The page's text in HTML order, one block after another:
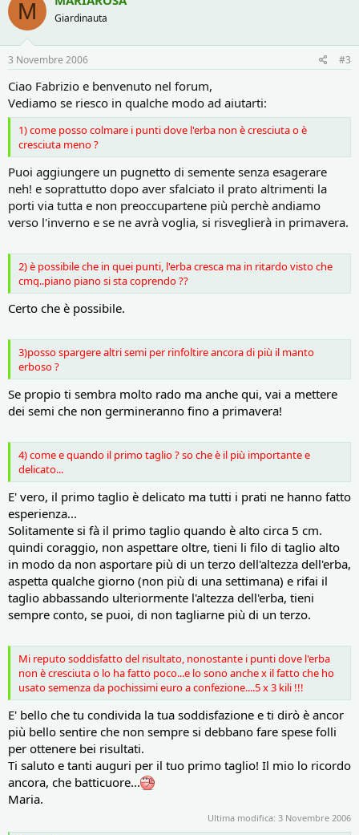
M Giardinauta
3 Novembre 2006 #3
Ciao Fabrizio e benvenuto nel forum,
Vediamo se riesco in qualche modo ad aiutarti:
1) come posso colmare i punti dove l'erba non è cresciuta o è
cresciuta meno ?
Puoi aggiungere un pugnetto di semente senza esagerare
neh! e soprattutto dopo aver sfalciato il prato altrimenti la
porti via tutta e non preoccupartene più perchè andiamo
verso l'inverno e se ne avrà voglia, si risveglierà in primavera.
2) è possibile che in quei punti, l'erba cresca ma in ritardo visto che
cmq..piano piano si sta coprendo ??
Certo che è possibile.
3)posso spargere altri semi per rinfoltire ancora di più il manto
erboso ?
Se propio ti sembra molto rado ma anche qui, vai a mettere
dei semi che non germineranno fino a primavera!
4) come e quando il primo taglio ? so che è il più importante e
delicato...
E' vero, il primo taglio è delicato ma tutti i prati ne hanno fatto
esperienza...
Solitamente si fà il primo taglio quando è alto circa 5 cm.
quindi coraggio, non aspettare oltre, tieni li filo di taglio alto
in modo da non asportare più di un terzo dell'altezza dell'erba,
aspetta qualche giorno (non più di una settimana) e rifai il
taglio abbassando ulteriormente l'altezza dell'erba, tieni
sempre conto, se puoi, di non tagliarne più di un terzo.
Mi reputo soddisfatto del risultato, nonostante i punti dove l'erba
non è cresciuta o lo ha fatto poco...e lo sono anche x il fatto che ho
usato semenza da pochissimi euro a confezione....5 x 3 kili !!!
E' bello che tu condivida la tua soddisfazione e ti dirò è ancor
più bello sentire che non sempre si debbano fare spese folli
per ottenere bei risultati.
Ti saluto e tanti auguri per il tuo primo taglio! Il mio lo ricordo
ancora, che batticuore...
Maria.
Ultima modifica: 3 Novembre 2006